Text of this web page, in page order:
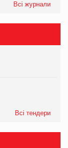
Всі журнали
Всі тендери